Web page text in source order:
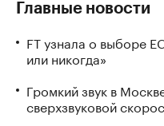
Главные новости
FT узнала о выборе
или никогда»
Громкий звук в
сверхзвуковой